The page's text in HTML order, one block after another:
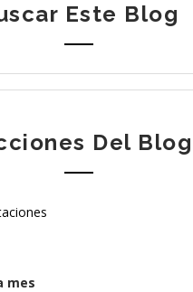
Este Blog
Del Blog
mes